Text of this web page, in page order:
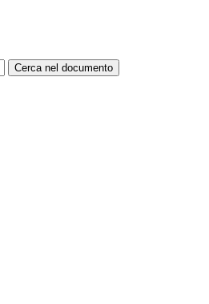
Cerca nel documento